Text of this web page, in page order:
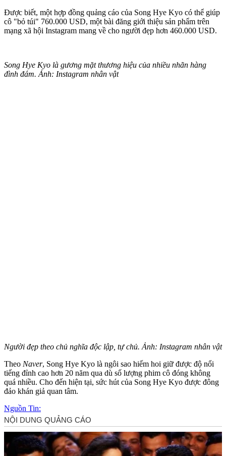
Được biết, một hợp đồng quảng cáo của Song Hye Kyo có thể giúp
cô "bỏ túi" 760.000 USD, một bài đăng giới thiệu sản phẩm trên
mạng xã hội Instagram mang về cho người đẹp hơn 460.000 USD.
Song Hye Kyo là gương mặt thương hiệu của nhiều nhãn hàng
đình đám. Ảnh: Instagram nhân vật
Người đẹp theo chủ nghĩa độc lập, tự chủ. Ảnh: Instagram nhân vật
Theo Naver, Song Hye Kyo là ngôi sao hiếm hoi giữ được độ nổi
tiếng đỉnh cao hơn 20 năm qua dù số lượng phim cô đóng không
quá nhiều. Cho đến hiện tại, sức hút của Song Hye Kyo được đông
đảo khán giả quan tâm.
Nguồn Tin: